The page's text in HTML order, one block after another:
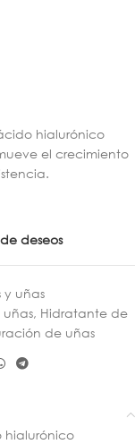
hialurónico
el crecimiento
deseos
y uñas
, Hidratante de
de uñas
hialurónico